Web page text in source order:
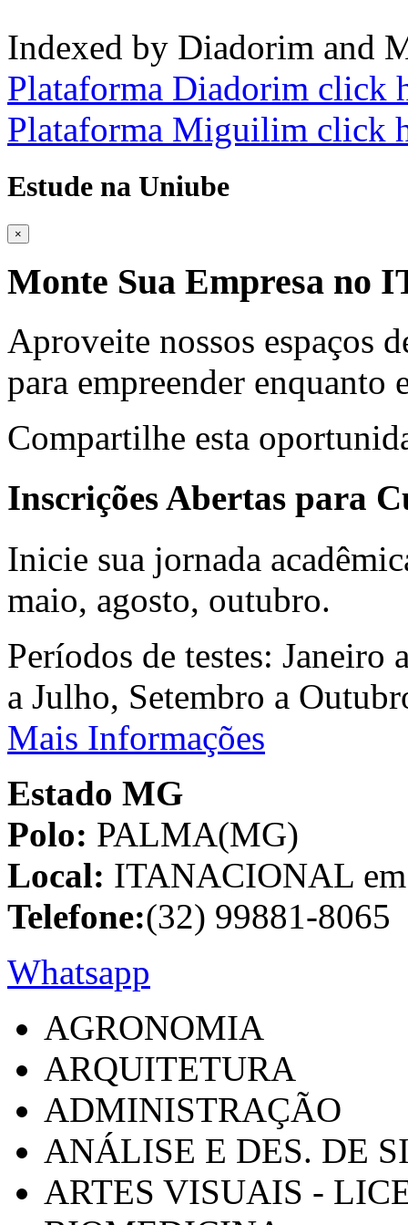
Indexed by Diadorim and
Plataforma Diadorim click
Plataforma Miguilim click
Estude na Uniube
×
Monte Sua Empresa no
Aproveite nossos espaços
para empreender enquanto
Compartilhe esta
Inscrições Abertas para
Inicie sua jornada
maio, agosto, outubro.
Períodos de testes:
a Julho, Setembro a
Mais Informações
Estado MG
Polo: PALMA(MG)
Local: ITANACIONAL
Telefone:(32) 99881-8065
Whatsapp
AGRONOMIA
ARQUITETURA
ADMINISTRAÇÃO
ANÁLISE E DES. DE
ARTES VISUAIS -